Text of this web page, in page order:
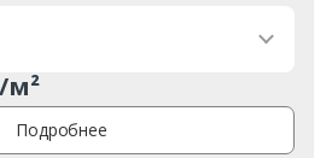
м²
Подробнее